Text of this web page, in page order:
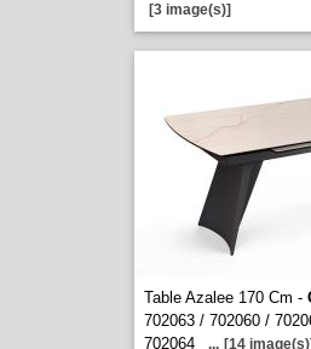
[3 image(s)]
Table Azalee 170 Cm -
702063 / 702060 /
702064
... [14 image(s)]